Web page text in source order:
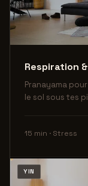
Respiration
Pranayama
le sol sous tes
15 min · Stress
YIN